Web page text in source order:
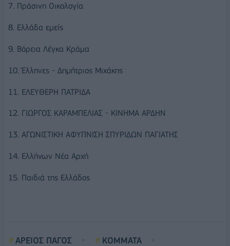
7. Πράσινη Οικολογία
8. Ελλάδα εμείς
9. Βόρεια Λέγκα Κράμα
10. Έλληνες - Δημήτριος Μιχάκης
11. ΕΛΕΥΘΕΡΗ ΠΑΤΡΙΔΑ
12. ΓΙΩΡΓΟΣ ΚΑΡΑΜΠΕΛΙΑΣ - ΚΙΝΗΜΑ ΑΡΔΗΝ
13. ΑΓΩΝΙΣΤΙΚΗ ΑΦΥΠΝΙΣΗ ΣΠΥΡΙΔΩΝ ΠΑΓΙΑΤΗΣ
14. Ελλήνων Νέα Αρχή
15. Παιδιά της Ελλάδος
ΑΡΕΙΟΣ ΠΑΓΟΣ
ΚΟΜΜΑΤΑ